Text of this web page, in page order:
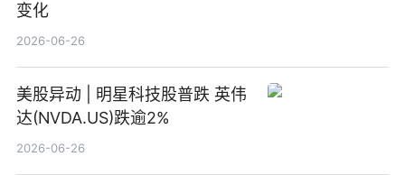
变化
2026-06-26
美股异动 | 明星科技股普跌 英伟
达(NVDA.US)跌逾2%
2026-06-26